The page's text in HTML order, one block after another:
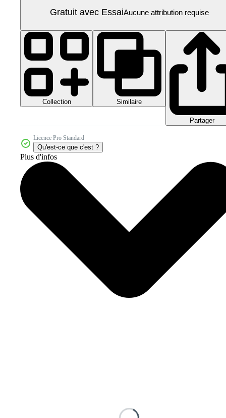
Gratuit avec EssaiAucune attribution requise
Collection Similaire
Partager
Licence Pro Standard
Qu'est-ce que c'est ?
Plus d'infos